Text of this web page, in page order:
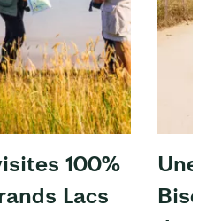
100%
Lacs